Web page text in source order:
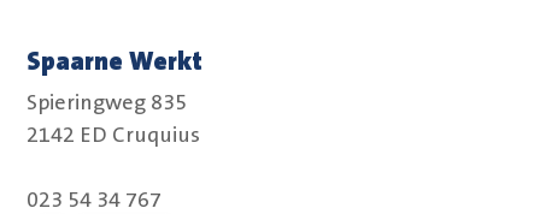
Spaarne Werkt
Spieringweg 835
2142 ED Cruquius
023 54 34 767